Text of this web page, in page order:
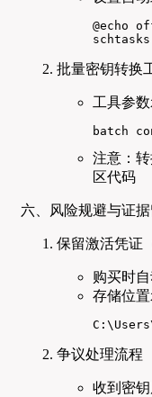
@echo
批量密钥转换
工具参数
batch
注意：
区代码
六、风险规避与证
保留激活凭证
购买时
存储位置
争议处理流程
收到密